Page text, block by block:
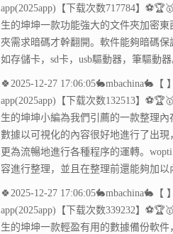
app(2025app)【下载次数717784】
生的坤坤一款功能強大的文件夾加密
夾需求暗碼才幹翻開。軟件能夠暗碼
如存儲卡，sd卡，usb驅動器，筆驅動
🍀2025-12-27 17:06:05🐇mbachina🐇
app(2025app)【下载次数132513】
生的坤坤小編為我們引薦的一款整理
數據以可視化的內容很好地進行了出
更為流暢地進行各種程序的運轉。
容進行整理，並且在整理前還能夠加
🍀2025-12-27 17:06:05🐇mbachina🐇
app(2025app)【下载次数339232】
生的坤坤一款輕盈有用的數據備份軟